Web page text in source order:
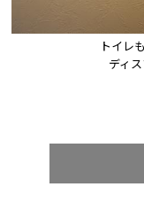
トイレ
ディ